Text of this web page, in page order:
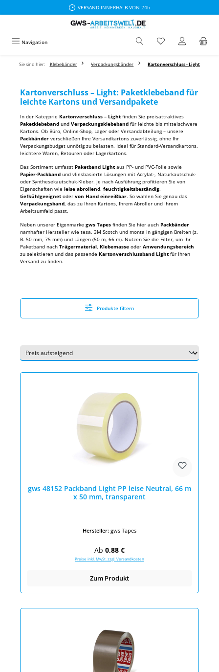
VERSAND INNERHALB VON 24h
Navigation
Sie sind hier: Klebebänder Verpackungsbänder Kartonverschluss - Light
Kartonverschluss – Light: Paketklebeband für
leichte Kartons und Versandpakete
In der Kategorie Kartonverschluss – Light finden Sie preisattraktives
Paketklebeband und Verpackungsklebeband für leichte bis mittelschwere
Kartons. Ob Büro, Online-Shop, Lager oder Versandabteilung – unsere
Packbänder verschließen Ihre Versandkartons zuverlässig, ohne Ihr
Verpackungsbudget unnötig zu belasten. Ideal für Standard-Versandkartons,
leichtere Waren, Retouren oder Lagerkartons.
Das Sortiment umfasst Paketband Light aus PP- und PVC-Folie sowie
Papier-Packband und vliesbasierte Lösungen mit Acrylat-, Naturkautschuk-
oder Synthesekautschuk-Kleber. Je nach Ausführung profitieren Sie von
Eigenschaften wie leise abrollend, feuchtigkeitsbeständig,
tiefkühlgeeignet oder von Hand einreißbar. So wählen Sie genau das
Verpackungsband, das zu Ihren Kartons, Ihrem Abroller und Ihrem
Arbeitsumfeld passt.
Neben unserer Eigenmarke gws Tapes finden Sie hier auch Packbänder
namhafter Hersteller wie tesa, 3M Scotch und monta in gängigen Breiten (z.
B. 50 mm, 75 mm) und Längen (50 m, 66 m). Nutzen Sie die Filter, um Ihr
Paketband nach Trägermaterial, Klebemasse oder Anwendungsbereich
zu selektieren und das passende Kartonverschlussband Light für Ihren
Versand zu finden.
Produkte filtern
gws 48152 Packband Light PP leise Neutral, 66 m
x 50 mm, transparent
Hersteller: gws Tapes
Regulärer Preis:
Ab 0,88 €
Preise inkl. MwSt. zzgl. Versandkosten
Zum Produkt